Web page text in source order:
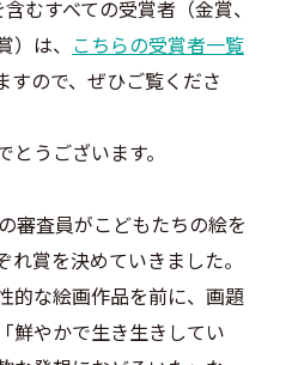
むすべての受賞者（金賞、
は、 こちらの受賞者一覧
すので、ぜひご覧くださ
うございます。
審査員がこどもたちの絵を
れ賞を決めていきました。
的な絵画作品を前に、画題
鮮やかで生き生きしてい